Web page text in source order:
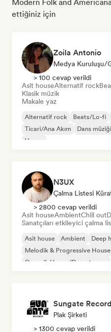
Modern Folk and
ettiğiniz için
Zoila Antonio
Medya Kuruluşu/
> 100 cevap verildi
Asit houseAlternatif rock
Klasik müzik
Makale yaz
Alternatif rock Beats/Lo-fi
Ticari/Ana Akım
Dans müziği
House
N3UX
Çalma Listesi
> 2800 cevap verildi
Asit houseAmbientChill out
Sanatçıları etkileyici çalma
Asit house Ambient Deep
Melodik & Progressive House
Organik House/Downtempo
Sungate
Plak Şirketi
> 1300 cevap verildi